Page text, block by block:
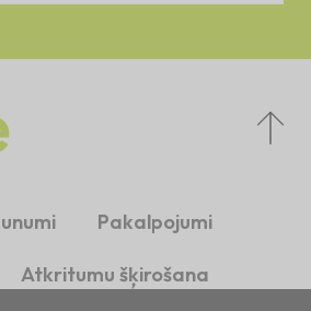
Pakalpojumi
Atkritumu šķirošana